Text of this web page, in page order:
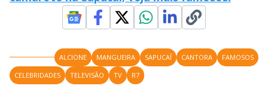
ALCIONE MANGUEIRA SAPUCAÍ CANTORA
FAMOSOS
CELEBRIDADES
TELEVISÃO TV R7